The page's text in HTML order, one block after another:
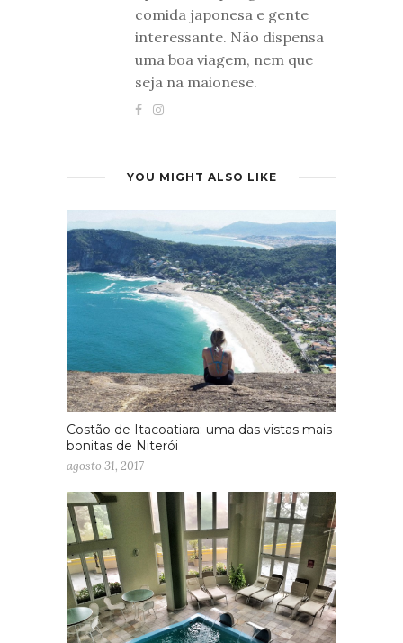
comida japonesa e gente
interessante. Não dispensa
uma boa viagem, nem que
seja na maionese.
YOU MIGHT ALSO LIKE
Costão de Itacoatiara: uma das vistas mais
bonitas de Niterói
agosto 31, 2017